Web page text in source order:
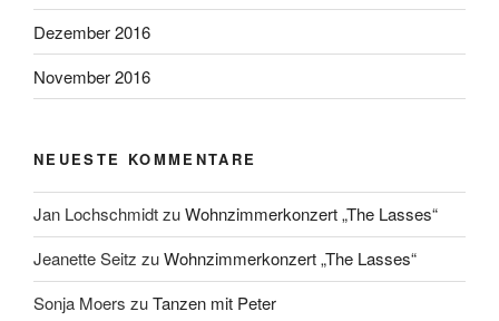
Dezember 2016
November 2016
NEUESTE KOMMENTARE
Jan LochschmidtzuWohnzimmerkonzert „The Lasses“
Jeanette Seitz zuWohnzimmerkonzert „The Lasses“
Sonja Moers zuTanzen mit Peter